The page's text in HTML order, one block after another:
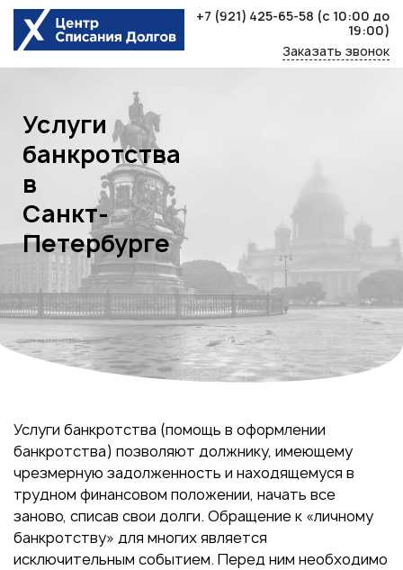
Skip
content
+7 (921) 425-65-58 (с 10:00 до
19:00)
Заказать звонок
Услуги
банкротства
в
Санкт-
Петербурге
Услуги банкротства (помощь в оформлении
банкротства) позволяют должнику, имеющему
чрезмерную задолженность и находящемуся в
трудном финансовом положении, начать все
заново, списав свои долги. Обращение к «личному
банкротству» для многих является
исключительным событием. Перед ним необходимо